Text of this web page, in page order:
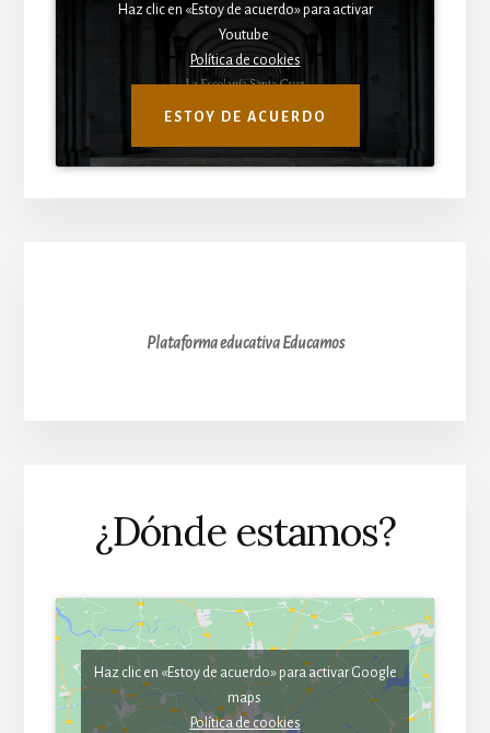
Haz clic en «Estoy de acuerdo» para activar
Youtube
Política de cookies
ESTOY DE ACUERDO
Plataforma educativaEducamos
¿Dónde estamos?
Haz clic en «Estoy de acuerdo» para activar Google
maps
Política de cookies